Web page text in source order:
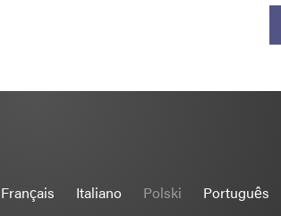
Français Italiano Polski Português